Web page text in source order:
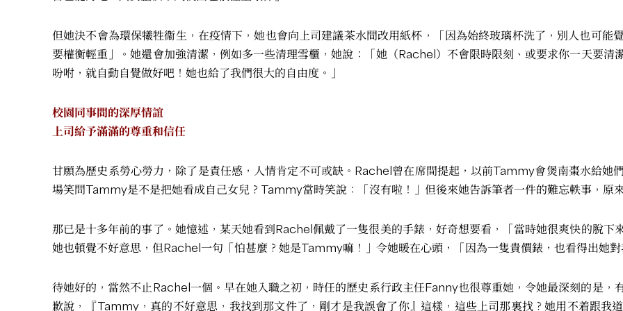
但她決不會為環保犧牲衞生，在疫情下，她也會向上司建議茶水間改用紙杯，「因為始終玻璃杯洗了，別人也可能
要權衡輕重」。她還會加強清潔，例如多一些清理雪櫃，她說：「她（Rachel）不會限時限刻、或要求你一天要清
吩咐，就自動自覺做好吧！她也給了我們很大的自由度。」
校園同事間的深厚情誼
上司給予滿滿的尊重和信任
甘願為歷史系勞心勞力，除了是責任感，人情肯定不可或缺。Rachel曾在席間提起，以前Tammy會煲南棗水給她
場笑問Tammy是不是把她看成自己女兒？Tammy當時笑說：「沒有啦！」但後來她告訴筆者一件的難忘軼事，原
那已是十多年前的事了。她憶述，某天她看到Rachel佩戴了一隻很美的手錶，好奇想要看，「當時她很爽快的脫下
她也頓覺不好意思，但Rachel一句「怕甚麼？她是Tammy嘛！」令她暖在心頭，「因為一隻貴價錶，也看得出她
待她好的，當然不止Rachel一個。早在她入職之初，時任的歷史系行政主任Fanny也很尊重她，令她最深刻的是，
歉說，『Tammy，真的不好意思，我找到那文件了，剛才是我誤會了你』這樣，這些上司那裏找？她用不着跟我